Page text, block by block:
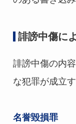
誹謗中傷に
誹謗中傷の内
な犯罪が成立
名誉毀損罪